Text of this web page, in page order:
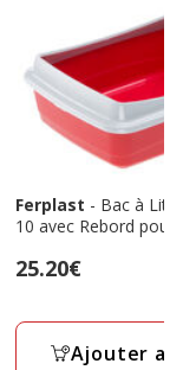
Ferplast - Bac à
10 avec Rebord pour
Prix
25.20€
Ajouter